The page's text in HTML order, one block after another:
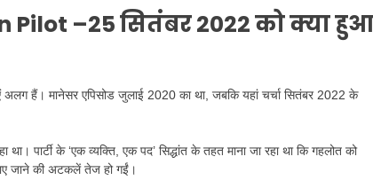
Pilot –25 सितंबर 2022 को क्या हुआ
हैं। मानेसर एपिसोड जुलाई 2020 का था, जबकि यहां चर्चा सितंबर 2022 के
पार्टी के ‘एक व्यक्ति, एक पद’ सिद्धांत के तहत माना जा रहा था कि गहलोत को
जाने की अटकलें तेज हो गईं।